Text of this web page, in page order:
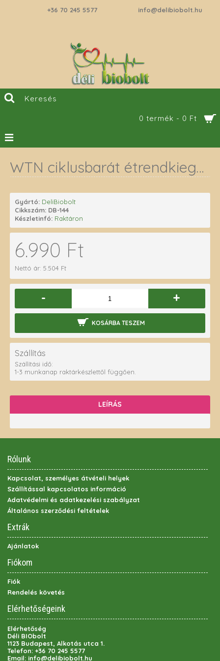
+36 70 245 5577 info@delibiobolt.hu
0 termék - 0 Ft
WTN ciklusbarát étrendkiegészítő nőknek60 db
Gyártó: DeliBiobolt
Cikkszám: DB-144
Készletinfó: Raktáron
6.990 Ft
Nettó ár: 5.504 Ft
- +
KOSÁRBA TESZEM
Szállítás
Szállítási idő:
1-3 munkanap raktárkészlettől függően.
LEÍRÁS
Rólunk
Kapcsolat, személyes átvételi helyek
Szállítással kapcsolatos információ
Adatvédelmi és adatkezelési szabályzat
Általános szerződési feltételek
Extrák
Ajánlatok
Fiókom
Fiók
Rendelés követés
Elérhetőségeink
Elérhetőség
Déli BIObolt
1123 Budapest, Alkotás utca 1.
Telefon: +36 70 245 5577
Email: info@delibiobolt.hu